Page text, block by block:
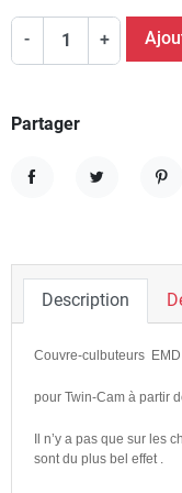
- +
Partager
Description
Couvre-culbuteurs EMD
pour Twin-Cam à partir
Il n’y a pas que sur les
sont du plus bel effet .